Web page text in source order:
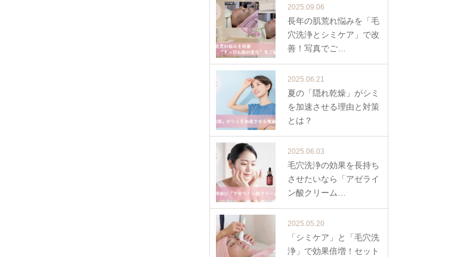
2025.09.06
長年の肌荒れ悩みを「毛
穴洗浄とシミケア」で改
善！写真でご…
2025.06.21
夏の「隠れ乾燥」がシミ
を加速させる理由と対策
とは？
2025.06.03
毛穴洗浄の効果を長持ち
させたいなら「アゼライ
ン酸クリーム…
2025.05.20
「シミケア」と「毛穴洗
浄」で効果倍増！セット